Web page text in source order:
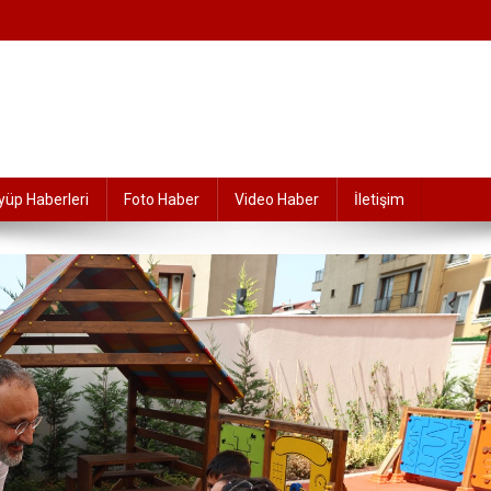
Haberleri Foto Haber Video Haber İletişim